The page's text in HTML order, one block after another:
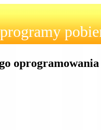
oprogramowania